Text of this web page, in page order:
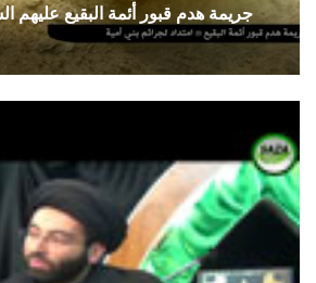
جريمة هدم قبور أئمة البقيع عليهم